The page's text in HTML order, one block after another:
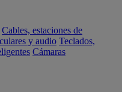
Cables, estaciones de
y audio Teclados,
Cámaras